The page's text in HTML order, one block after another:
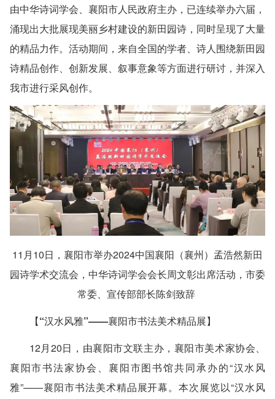
由中华诗词学会、襄阳市人民政府主办，已连续举办六届，
涌现出大批展现美丽乡村建设的新田园诗，同时呈现了大量
的精品力作。活动期间，来自全国的学者、诗人围绕新田园
诗精品创作、创新发展、叙事意象等方面进行研讨，并深入
我市进行采风创作。
11月10日，襄阳市举办2024中国襄阳（襄州）孟浩然新田
园诗学术交流会，中华诗词学会会长周文彰出席活动，市委
常委、宣传部部长陈剑致辞
【“汉水风雅”——襄阳市书法美术精品展】
12月20日，由襄阳市文联主办，襄阳市美术家协会、
襄阳市书法家协会、襄阳市图书馆共同承办的“汉水风
雅”——襄阳市书法美术精品展开幕。本次展览以“汉水风